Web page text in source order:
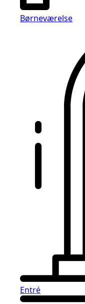
Børneværelse
Entré